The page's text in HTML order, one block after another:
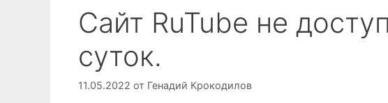
Сайт RuTube не
суток.
11.05.2022 от Генадий Крокодилов